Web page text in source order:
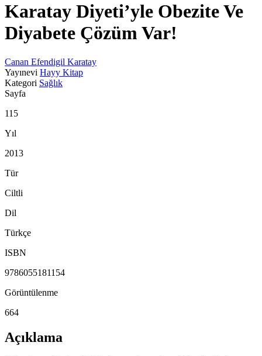
Karatay Diyeti’yle Obezite Ve
Diyabete Çözüm Var!
Canan Efendigil Karatay
Yayınevi Hayy Kitap
Kategori Sağlık
Sayfa
115
Yıl
2013
Tür
Ciltli
Dil
Türkçe
ISBN
9786055181154
Görüntülenme
664
Açıklama